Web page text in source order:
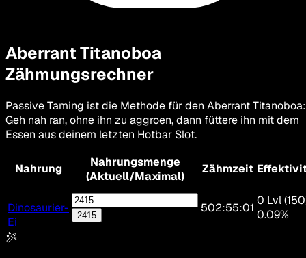
Aberrant Titanoboa
Zähmungsrechner
Passive Taming ist die Methode für den Aberrant Titanoboa:
Geh nah ran, ohne ihn zu aggroen, dann füttere ihn mit dem
Essen aus deinem letzten Hotbar Slot.
Nahrung
Nahrungsmenge
(Aktuell/Maximal)
Zähmzeit
Dinosaurier-
Ei
2415
502:55:01
0 Lvl
0.09%